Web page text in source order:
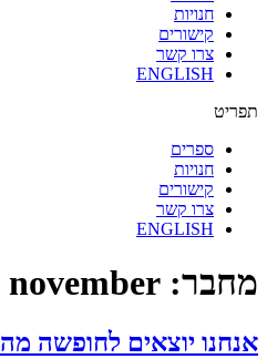
חנויות
קישורים
צרו קשר
ENGLISH
תפריט
ספרים
חנויות
קישורים
צרו קשר
ENGLISH
מחבר: november
אנחנו יוצאים לחופשה מה 13 ליולי עד ה 15 לאוגוסט. אתם מוזמנים להזמין ספרים כבר עכשיו. הם יישלחו כשנחזור.